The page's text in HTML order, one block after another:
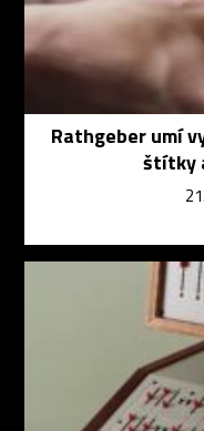
Rathgeber umí
štítky